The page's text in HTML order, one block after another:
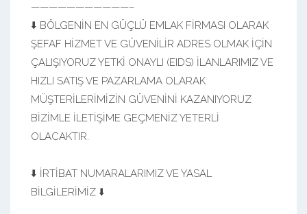
———————————–
⬇️ BÖLGENİN EN GÜÇLÜ EMLAK FİRMASI OLARAK
ŞEFAF HİZMET VE GÜVENİLİR ADRES OLMAK İÇİN
ÇALIŞIYORUZ YETKİ ONAYLI (EIDS) İLANLARIMIZ VE
HIZLI SATIŞ VE PAZARLAMA OLARAK
MÜŞTERİLERİMİZİN GÜVENİNİ KAZANIYORUZ
BİZİMLE İLETİŞİME GEÇMENİZ YETERLİ
OLACAKTIR.
⬇️ İRTİBAT NUMARALARIMIZ VE YASAL
BİLGİLERİMİZ ⬇️